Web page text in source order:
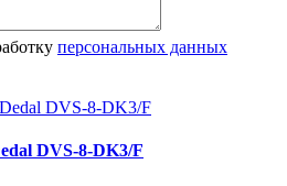
персональных данных
DVS-8-DK3/F